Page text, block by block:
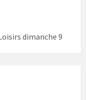
dimanche 9